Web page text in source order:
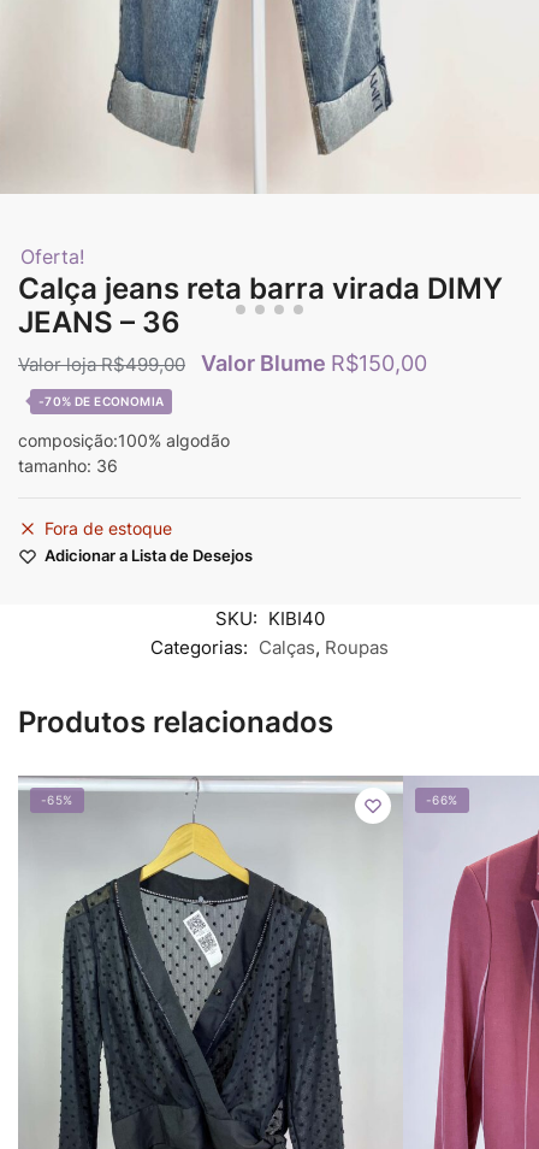
Oferta!
Calça jeans reta barra virada DIMY
JEANS – 36
R$499,00 R$150,00
-70%
composição:100% algodão
tamanho: 36
Fora de estoque
Adicionar a Lista de Desejos
SKU: KIBI40
Categorias: Calças, Roupas
Produtos relacionados
-65% -66%